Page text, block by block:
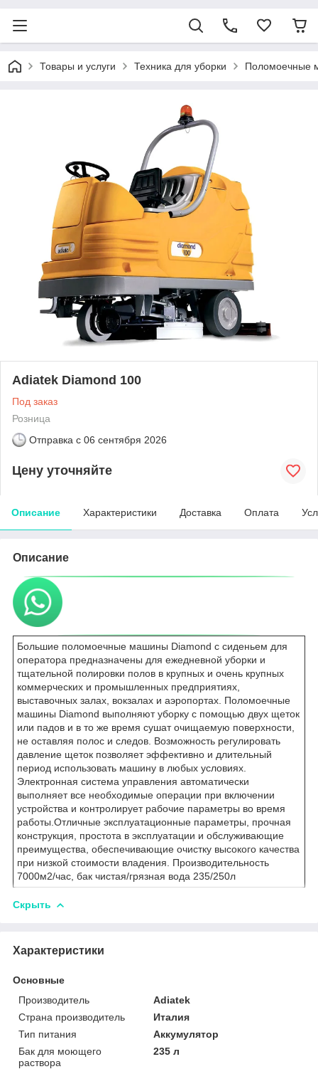
Товары и услуги Техника для уборки Поломоечные
Adiatek Diamond 100
Под заказ
Розница
Отправка с 06 сентября 2026
Цену уточняйте
Описание Характеристики Доставка Оплата
Описание
Большие поломоечные машины Diamond с сиденьем для
оператора предназначены для ежедневной уборки и
тщательной полировки полов в крупных и очень крупных
коммерческих и промышленных предприятиях,
выставочных залах, вокзалах и аэропортах. Поломоечные
машины Diamond выполняют уборку с помощью двух щеток
или падов и в то же время сушат очищаемую поверхности,
не оставляя полос и следов. Возможность регулировать
давление щеток позволяет эффективно и длительный
период использовать машину в любых условиях.
Электронная система управления автоматически
выполняет все необходимые операции при включении
устройства и контролирует рабочие параметры во время
работы.Отличные эксплуатационные параметры, прочная
конструкция, простота в эксплуатации и обслуживающие
преимущества, обеспечивающие очистку высокого качества
при низкой стоимости владения. Производительность
7000м2/час, бак чистая/грязная вода 235/250л
Скрыть
Характеристики
Основные
Производитель
Adiatek
Страна производитель
Италия
Тип питания
Аккумулятор
Бак для моющего
раствора
235 л